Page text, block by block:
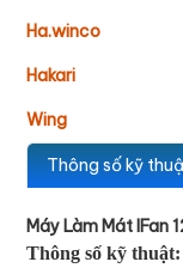
Ha.winco
Hakari
Wing
Thông số kỹ
Máy Làm Mát IFan
Thông số kỹ thuật: